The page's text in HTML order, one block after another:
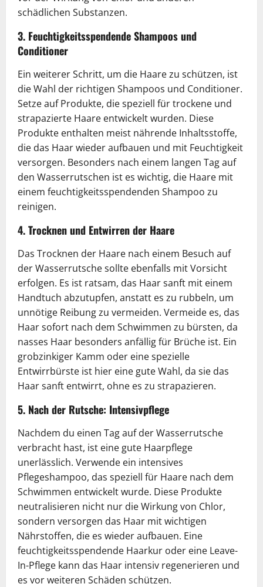
schädlichen Substanzen.
3. Feuchtigkeitsspendende Shampoos und
Conditioner
Ein weiterer Schritt, um die Haare zu schützen, ist
die Wahl der richtigen Shampoos und Conditioner.
Setze auf Produkte, die speziell für trockene und
strapazierte Haare entwickelt wurden. Diese
Produkte enthalten meist nährende Inhaltsstoffe,
die das Haar wieder aufbauen und mit Feuchtigkeit
versorgen. Besonders nach einem langen Tag auf
den Wasserrutschen ist es wichtig, die Haare mit
einem feuchtigkeitsspendenden Shampoo zu
reinigen.
4. Trocknen und Entwirren der Haare
Das Trocknen der Haare nach einem Besuch auf
der Wasserrutsche sollte ebenfalls mit Vorsicht
erfolgen. Es ist ratsam, das Haar sanft mit einem
Handtuch abzutupfen, anstatt es zu rubbeln, um
unnötige Reibung zu vermeiden. Vermeide es, das
Haar sofort nach dem Schwimmen zu bürsten, da
nasses Haar besonders anfällig für Brüche ist. Ein
grobzinkiger Kamm oder eine spezielle
Entwirrbürste ist hier eine gute Wahl, da sie das
Haar sanft entwirrt, ohne es zu strapazieren.
5. Nach der Rutsche: Intensivpflege
Nachdem du einen Tag auf der Wasserrutsche
verbracht hast, ist eine gute Haarpflege
unerlässlich. Verwende ein intensives
Pflegeshampoo, das speziell für Haare nach dem
Schwimmen entwickelt wurde. Diese Produkte
neutralisieren nicht nur die Wirkung von Chlor,
sondern versorgen das Haar mit wichtigen
Nährstoffen, die es wieder aufbauen. Eine
feuchtigkeitsspendende Haarkur oder eine Leave-
In-Pflege kann das Haar intensiv regenerieren und
es vor weiteren Schäden schützen.